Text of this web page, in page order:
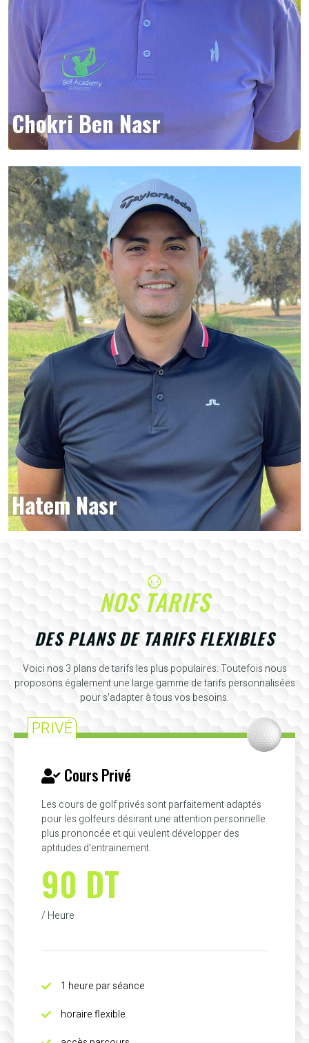
Chokri Ben Nasr
Hatem Nasr
NOS TARIFS
DES PLANS DE TARIFS FLEXIBLES
Voici nos 3 plans de tarifs les plus populaires. Toutefois nous
proposons également une large gamme de tarifs personnalisées
pour s'adapter à tous vos besoins.
PRIVÉ
Cours Privé
Les cours de golf privés sont parfaitement adaptés
pour les golfeurs désirant une attention personnelle
plus prononcée et qui veulent développer des
aptitudes d'entrainement.
90 DT
/ Heure
1 heure par séance
horaire flexible